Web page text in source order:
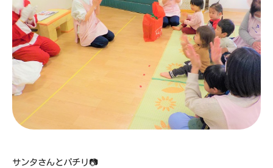
サンタさんとパチリ📷